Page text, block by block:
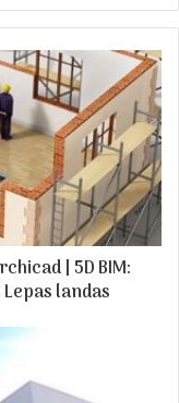
| 5D BIM:
landas